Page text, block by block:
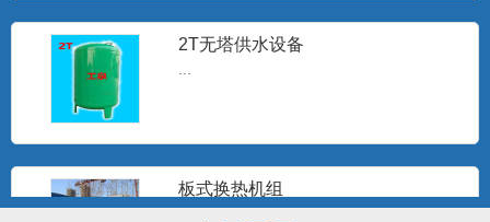
2T无塔供水设备
板式换热机组
...